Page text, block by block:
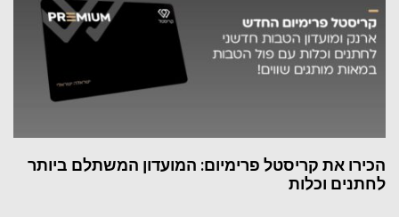
הכירו את קריסטל פרימיום: המועדון המשתלם ביותר
לחתנים וכלות